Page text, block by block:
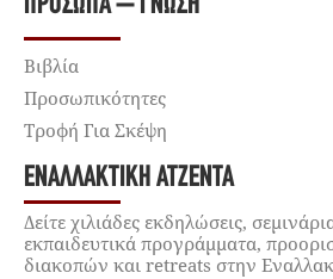
Βιβλία
Προσωπικότητες
Τροφή Για Σκέψη
ΕΝΑΛΛΑΚΤΙΚΉ ΑΤΖΈΝΤΑ
Δείτε χιλιάδες εκδηλώσεις,
εκπαιδευτικά προγράμματα,
διακοπών και retreats στην